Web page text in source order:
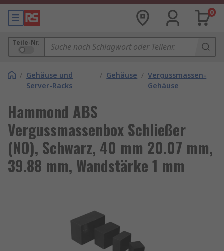
0
Teile-Nr.
/ Gehäuse und
Server-Racks
/ Gehäuse / Vergussmassen-
Gehäuse
Hammond ABS
Vergussmassenbox Schließer
(NO), Schwarz, 40 mm 20.07 mm,
39.88 mm, Wandstärke 1 mm